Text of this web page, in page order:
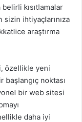
kısıtlamalar
ihtiyaçlarınıza
araştırma
özellikle yeni
noktası
bir web sitesi
daha iyi